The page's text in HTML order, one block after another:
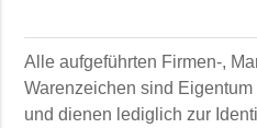
Alle aufgeführten Firmen-,
Warenzeichen sind
und dienen lediglich zur